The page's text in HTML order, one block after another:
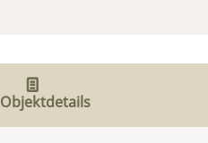
Objektdetails